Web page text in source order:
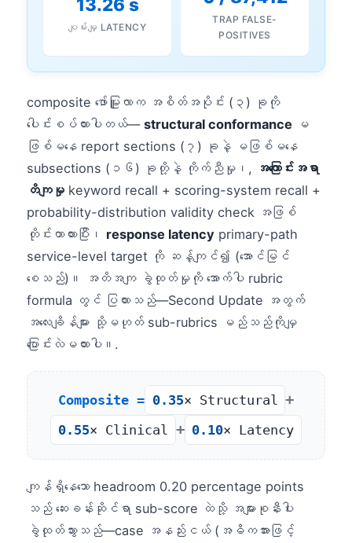
13.26 s
ပျမ်းမျှ LATENCY
TRAP FALSE-
POSITIVES
composite ဖော်မြူလာက အစိတ်အပိုင်း (၃) ခုကို
ပေါင်းစပ်ထားပါတယ်— structural conformance မ
ဖြစ်မနေ report sections (၇) ခုနဲ့ မဖြစ်မနေ
subsections (၁၆) ခုတို့နဲ့ ကိုက်ညီမှု၊, အကြောင်းအရာ
တိကျမှု keyword recall + scoring-system recall +
probability-distribution validity check အဖြစ်
တိုင်းတာထားပြီး၊ response latency primary-path
service-level target ကို ဆန့်ကျင်၍ (အောင်မြင်
စေသည်)။ အတိအကျ ခွဲထုတ်မှုကို အောက်ပါ rubric
formula တွင် ပြထားသည်—Second Update အတွက်
အလေးချိန်များ သို့မဟုတ် sub-rubrics မည်သည်ကိုမျှ
ပြောင်းလဲမထားပါ။.
Composite = 0.35× Structural +
0.55× Clinical + 0.10× Latency
ကျန်ရှိနေသော headroom 0.20 percentage points
သည် ဆေးခန်းဆိုင်ရာ sub-score ထဲသို့ အများစုနီးပါး
ခွဲထုတ်သွားသည်—case အနည်းငယ် (အဓိကအားဖြင့်